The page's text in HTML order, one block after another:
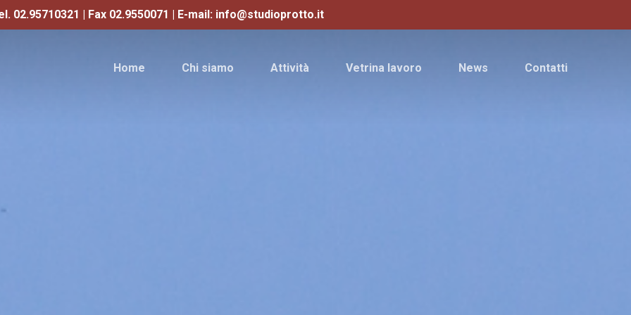
02.95710321 | Fax 02.9550071 | E-mail: info@studioprotto.it
Home Chi siamo Attività Vetrina lavoro News Contatti